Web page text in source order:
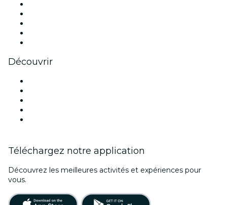
Découvrir
Téléchargez notre application
Découvrez les meilleures activités et expériences pour
vous.